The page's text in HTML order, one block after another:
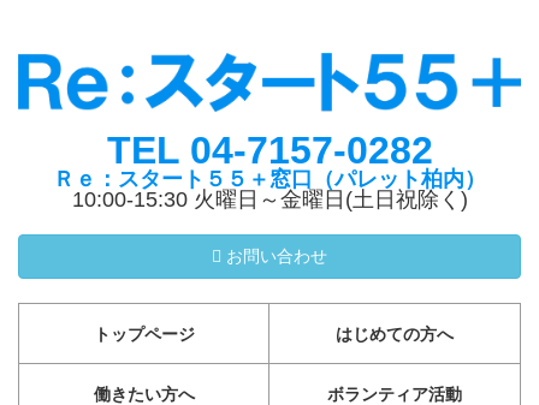
TEL 04-7157-0282
Ｒｅ：スタート５５＋窓口（パレット柏内）
10:00-15:30 火曜日～金曜日(土日祝除く)
お問い合わせ
トップページ はじめての方へ
働きたい方へ ボランティア活動